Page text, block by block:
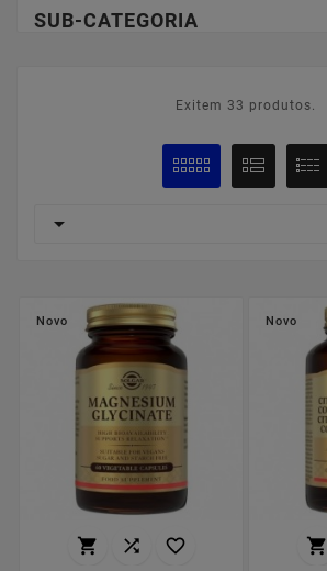
SUB-CATEGORIA
Exitem 33 produtos.

Novo
  
Novo
